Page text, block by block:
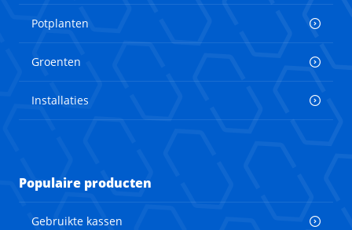
Potplanten
Groenten
Installaties
Populaire producten
Gebruikte kassen